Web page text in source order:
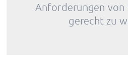
Anforderungen von
gerecht zu